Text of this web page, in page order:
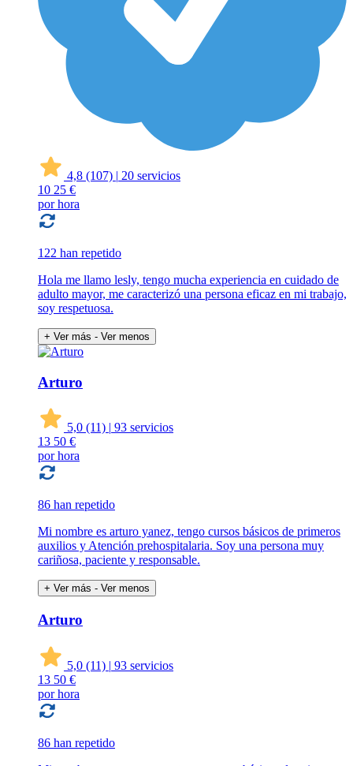
4,8 (107) | 20 servicios
10 25 €
por hora
122 han repetido
Hola me llamo lesly, tengo mucha experiencia en cuidado de
adulto mayor, me caracterizó una persona eficaz en mi trabajo,
soy respetuosa.
+ Ver más - Ver menos
Arturo
5,0 (11) | 93 servicios
13 50 €
por hora
86 han repetido
Mi nombre es arturo yanez, tengo cursos básicos de primeros
auxilios y Atención prehospitalaria. Soy una persona muy
cariñosa, paciente y responsable.
+ Ver más - Ver menos
Arturo
5,0 (11) | 93 servicios
13 50 €
por hora
86 han repetido